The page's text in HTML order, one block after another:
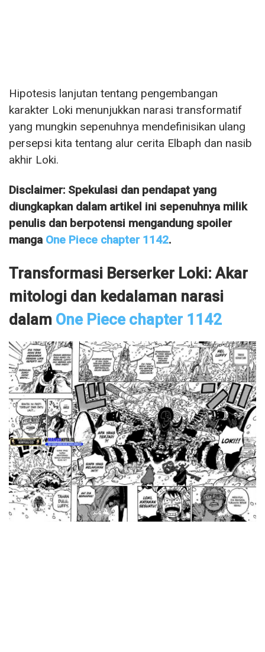
Hipotesis lanjutan tentang pengembangan
karakter Loki menunjukkan narasi transformatif
yang mungkin sepenuhnya mendefinisikan ulang
persepsi kita tentang alur cerita Elbaph dan nasib
akhir Loki.
Disclaimer: Spekulasi dan pendapat yang
diungkapkan dalam artikel ini sepenuhnya milik
penulis dan berpotensi mengandung spoiler
manga One Piece chapter 1142.
Transformasi Berserker Loki: Akar
mitologi dan kedalaman narasi
dalam One Piece chapter 1142